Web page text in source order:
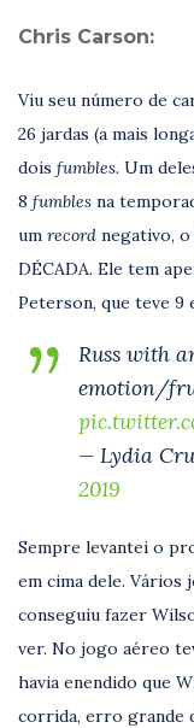
Chris Carson:
Viu seu número de
26 jardas (a mais
dois fumbles. Um
8 fumbles na
um record negativo, o
DÉCADA. Ele tem
Peterson, que teve 9
Russ with
emotion/
— Lydia
2019
Sempre levantei o
em cima dele. Vários
conseguiu fazer
ver. No jogo aéreo
havia enendido que
corrida, erro grande